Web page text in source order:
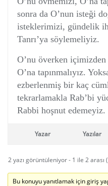
sonra da O’nun isteği
isteklerimizi, gündelik
Tanrı’ya söylemeliyiz.
O’nu överken
O’na tapınmalıyız.
ezberlenmiş bir kaç
tekrarlamakla Rab’bi
Rabbi hoşnut edemeyiz.
Yazar Yazılar
2 yazı görüntüleniyor - 1 ile 2 arası
Bu konuyu yanıtlamak için giriş